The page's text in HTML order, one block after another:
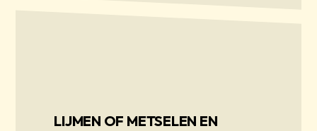
LIJMEN OF METSELEN EN